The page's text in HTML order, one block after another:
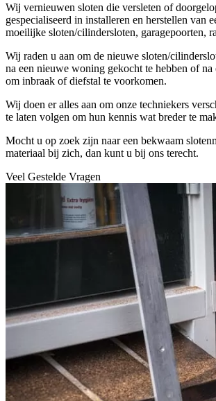
Wij vernieuwen sloten die versleten of
gespecialiseerd in installeren en herstellen van
moeilijke sloten/cilindersloten, garagepoorten,
Wij raden u aan om de nieuwe sloten/
na een nieuwe woning gekocht te hebben of
om inbraak of diefstal te voorkomen.
Wij doen er alles aan om onze techniekers
te laten volgen om hun kennis wat breder te
Mocht u op zoek zijn naar een bekwaam
materiaal bij zich, dan kunt u bij ons terecht.
Veel Gestelde Vragen